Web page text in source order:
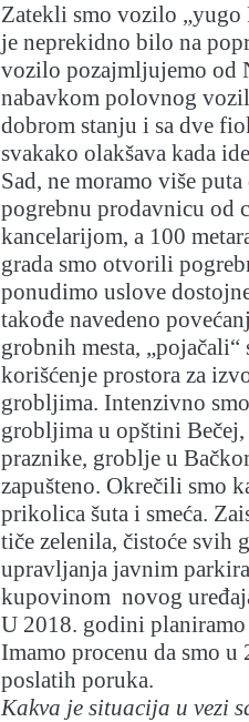
Zatekli smo vozilo „yugo
je neprekidno bilo na
vozilo pozajmljujemo od
nabavkom polovnog
dobrom stanju i sa dve
svakako olakšava kada
Sad, ne moramo više
pogrebnu prodavnicu od
kancelarijom, a 100
grada smo otvorili
ponudimo uslove
takođe navedeno
grobnih mesta,
korišćenje prostora za
grobljima. Intenzivno
grobljima u opštini
praznike, groblje u
zapušteno. Okrečili smo
prikolica šuta i smeća.
tiče zelenila, čistoće svih
upravljanja javnim
kupovinom novog
U 2018. godini planiramo
Imamo procenu da smo
poslatih poruka.
Kakva je situacija u vezi